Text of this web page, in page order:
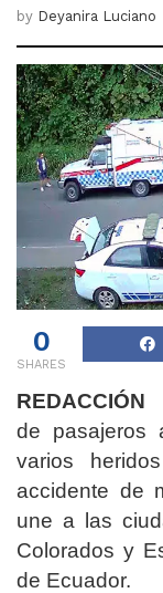
by Deyanira Luciano
0
SHARES
REDACCIÓN
de pasajeros
varios
accidente de
une a las
Colorados y
de Ecuador.